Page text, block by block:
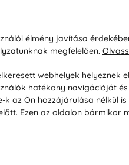
Reklamáció / Áru visszaküldése
Szállítás és fizetés
Üzleti feltételek
Visszaküldési politika
élmény javítása
megfelelően.
webhelyek helyeznek
hatékony navigációját
k az Ön hozzájárulása nélkül
Ezen az oldalon bármikor